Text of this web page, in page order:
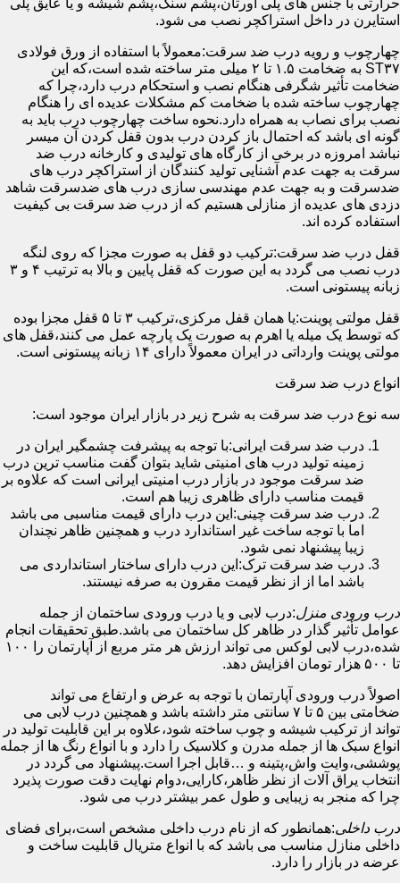
استایرن در داخل استراکچر نصب می شود.
چهارچوب و رویه درب ضد سرقت:معمولاً با استفاده از ورق فولادی
ST۳۷ به ضخامت ۱.۵ تا ۲ میلی متر ساخته شده است،که این
ضخامت تأثیر شگرفی هنگام نصب و استحکام درب دارد،چرا که
چهارچوب ساخته شده با ضخامت کم مشکلات عدیده ای را هنگام
نصب برای نصاب به همراه دارد.نحوه ساخت چهارچوب درب باید به
گونه ای باشد که احتمال باز کردن درب بدون قفل کردن آن میسر
نباشد امروزه در برخی از کارگاه های تولیدی و کارخانه درب ضد
سرقت به جهت عدم آشنایی تولید کنندگان از استراکچر درب های
ضدسرقت و به جهت عدم مهندسی سازی درب های ضدسرقت شاهد
دزدی های عدیده از منازلی هستیم که از درب ضد سرقت بی کیفیت
استفاده کرده اند.
قفل درب ضد سرقت:ترکیب دو قفل به صورت مجزا که روی لنگه
درب نصب می گردد به این صورت که قفل پایین و بالا به ترتیب ۴ و ۳
زبانه پیستونی است.
قفل مولتی پوینت:یا همان قفل مرکزی،ترکیب ۳ تا ۵ قفل مجزا بوده
که توسط یک میله یا اهرم به صورت یک پارچه عمل می کنند،قفل های
مولتی پوینت وارداتی در ایران معمولاً دارای ۱۴ زبانه پیستونی است.
انواع درب ضد سرقت
سه نوع درب ضد سرقت به شرح زیر در بازار ایران موجود است:
درب ضد سرقت ایرانی:با توجه به پیشرفت چشمگیر ایران در
زمینه تولید درب های امنیتی شاید بتوان گفت مناسب ترین درب
ضد سرقت موجود در بازار درب امنیتی ایرانی است که علاوه بر
قیمت مناسب دارای ظاهری زیبا هم است.
درب ضد سرقت چینی:این درب دارای قیمت مناسبی می باشد
اما با توجه ساخت غیر استاندارد درب و همچنین ظاهر نچندان
زیبا پیشنهاد نمی شود.
درب ضد سرقت ترک:این درب دارای ساختار استانداردی می
باشد اما از از نظر قیمت مقرون به صرفه نیستند.
درب ورودی منزل:درب لابی و یا درب ورودی ساختمان از جمله
عوامل تأثیر گذار در ظاهر کل ساختمان می باشد.طبق تحقیقات انجام
شده،درب لابی لوکس می تواند ارزش هر متر مربع از آپارتمان را ۱۰۰
تا ۵۰۰ هزار تومان افزایش دهد.
اصولاً درب ورودی آپارتمان با توجه به عرض و ارتفاع می تواند
ضخامتی بین ۵ تا ۷ سانتی متر داشته باشد و همچنین درب لابی می
تواند از ترکیب شیشه و چوب ساخته شود،علاوه بر این قابلیت تولید در
انواع سبک ها از جمله مدرن و کلاسیک را دارد و با انواع رنگ ها از جمله
پوششی،وایت واش،پتینه و …قابل اجرا است.پیشنهاد می گردد در
انتخاب یراق آلات از نظر ظاهر،کارایی،دوام نهایت دقت صورت پذیرد
چرا که منجر به زیبایی و طول عمر بیشتر درب می شود.
درب داخلی:همانطور که از نام درب داخلی مشخص است،برای فضای
داخلی منازل مناسب می باشد که با انواع متریال قابلیت ساخت و
عرضه در بازار را دارد.